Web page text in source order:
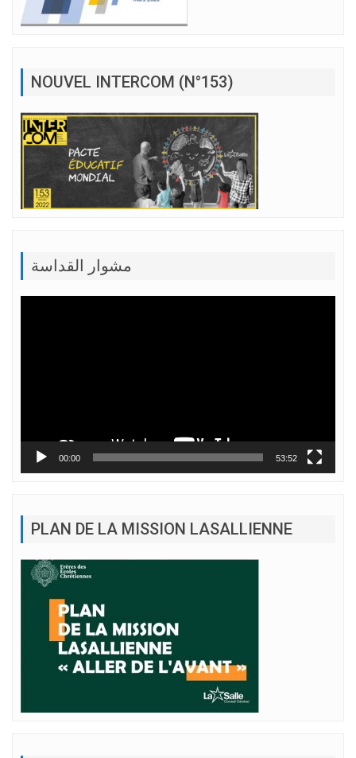
NOUVEL INTERCOM (N°153)
مشوار القداسة
00:00 53:52
PLAN DE LA MISSION LASALLIENNE